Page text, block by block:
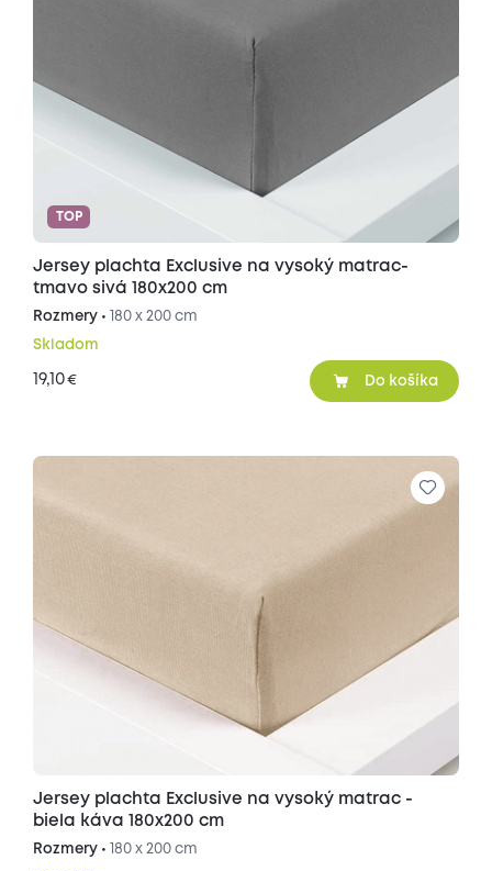
TOP
Jersey plachta Exclusive na vysoký matrac-
tmavo sivá 180x200 cm
Rozmery • 180 x 200 cm
Skladom
19,10€ Do košíka
Jersey plachta Exclusive na vysoký matrac -
biela káva 180x200 cm
Rozmery • 180 x 200 cm